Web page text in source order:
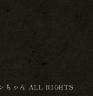
ちゃん ALL RIGHTS